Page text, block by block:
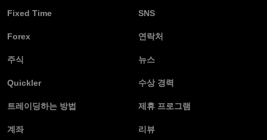
Fixed Time
Forex
주식
Quickler
트레이딩하는 방법
계좌
SNS
연락처
뉴스
수상 경력
제휴 프로그램
리뷰